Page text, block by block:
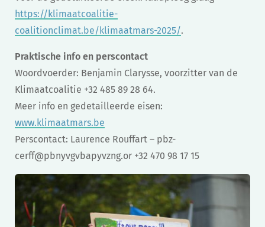
https://klimaatcoalitie-
coalitionclimat.be/klimaatmars-2025/.
Praktische info en perscontact
Woordvoerder: Benjamin Clarysse, voorzitter van de
Klimaatcoalitie +32 485 89 28 64.
Meer info en gedetailleerde eisen:
www.klimaatmars.be
Perscontact: Laurence Rouffart – pbz-
cerff@pbnyvgvbapyvzng.or +32 470 98 17 15